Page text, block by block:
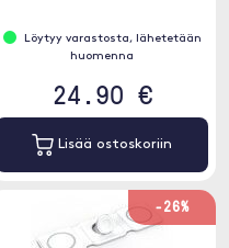
Löytyy varastosta, lähetetään
huomenna
24.90 €
Lisää ostoskoriin
-26%